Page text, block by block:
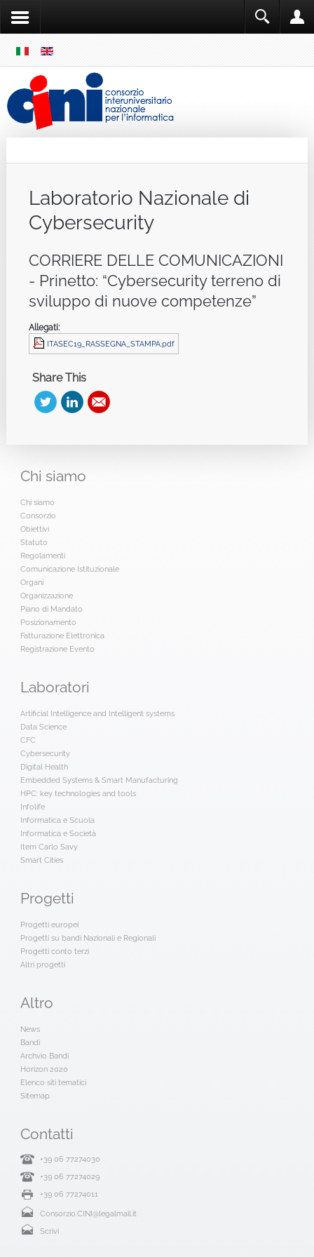
MENU
Laboratorio Nazionale di
Cybersecurity
CORRIERE DELLE COMUNICAZIONI
- Prinetto: “Cybersecurity terreno di
sviluppo di nuove competenze”
Allegati:
ITASEC19_RASSEGNA_STAMPA.pdf
Share This
Chi siamo
Chi siamo
Consorzio
Obiettivi
Statuto
Regolamenti
Comunicazione Istituzionale
Organi
Organizzazione
Piano di Mandato
Posizionamento
Fatturazione Elettronica
Registrazione Evento
Laboratori
Artificial Intelligence and Intelligent systems
Data Science
CFC
Cybersecurity
Digital Health
Embedded Systems & Smart Manufacturing
HPC: key technologies and tools
Infolife
Informatica e Scuola
Informatica e Società
Item Carlo Savy
Smart Cities
Progetti
Progetti europei
Progetti su bandi Nazionali e Regionali
Progetti conto terzi
Altri progetti
Altro
News
Bandi
Archvio Bandi
Horizon 2020
Elenco siti tematici
Sitemap
Contatti
+39 06 77274030
+39 06 77274029
+39 06 77274011
Consorzio.CINI@legalmail.it
Scrivi